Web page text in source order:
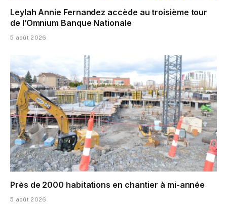
Leylah Annie Fernandez accède au troisième tour
de l’Omnium Banque Nationale
5 août 2026
Près de 2000 habitations en chantier à mi-année
5 août 2026